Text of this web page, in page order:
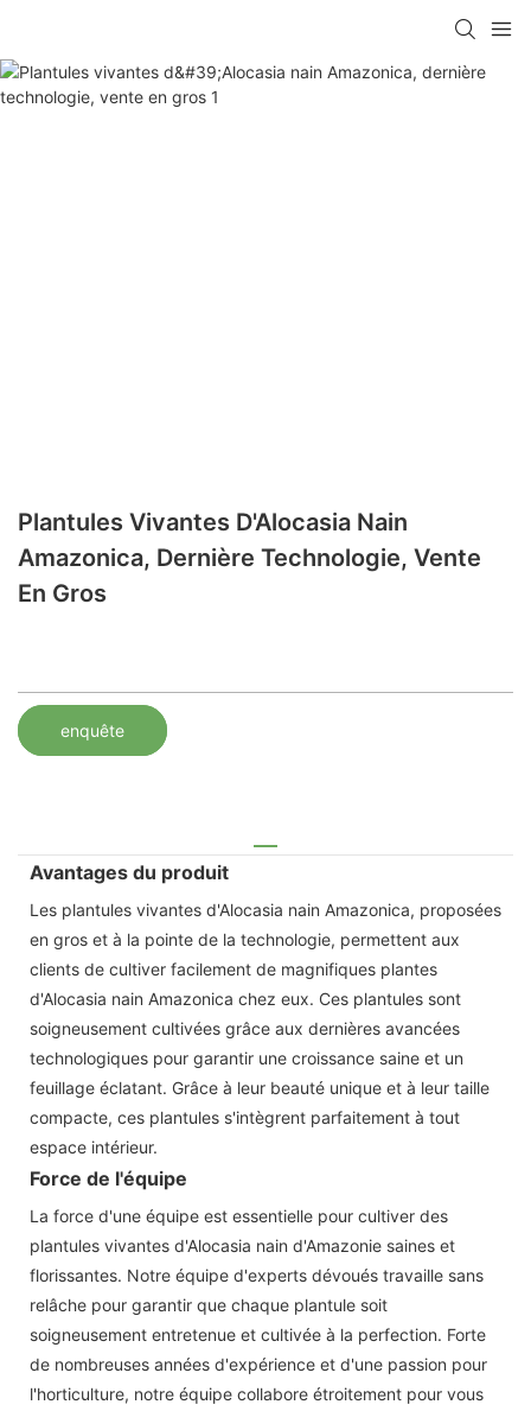
Plantules Vivantes D'Alocasia Nain
Amazonica, Dernière Technologie, Vente
En Gros
enquête
Avantages du produit
Les plantules vivantes d'Alocasia nain Amazonica, proposées
en gros et à la pointe de la technologie, permettent aux
clients de cultiver facilement de magnifiques plantes
d'Alocasia nain Amazonica chez eux. Ces plantules sont
soigneusement cultivées grâce aux dernières avancées
technologiques pour garantir une croissance saine et un
feuillage éclatant. Grâce à leur beauté unique et à leur taille
compacte, ces plantules s'intègrent parfaitement à tout
espace intérieur.
Force de l'équipe
La force d'une équipe est essentielle pour cultiver des
plantules vivantes d'Alocasia nain d'Amazonie saines et
florissantes. Notre équipe d'experts dévoués travaille sans
relâche pour garantir que chaque plantule soit
soigneusement entretenue et cultivée à la perfection. Forte
de nombreuses années d'expérience et d'une passion pour
l'horticulture, notre équipe collabore étroitement pour vous